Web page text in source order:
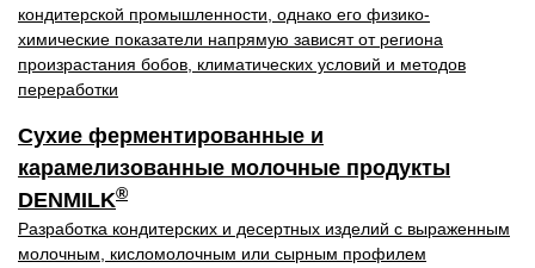
кондитерской промышленности, однако его физико-
химические показатели напрямую зависят от региона
произрастания бобов, климатических условий и методов
переработки
Сухие ферментированные и
карамелизованные молочные продукты
DENMILK®
Разработка кондитерских и десертных изделий с выраженным
молочным, кисломолочным или сырным профилем